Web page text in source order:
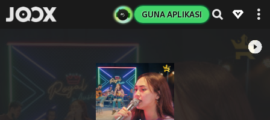
GUNA APLIKASI